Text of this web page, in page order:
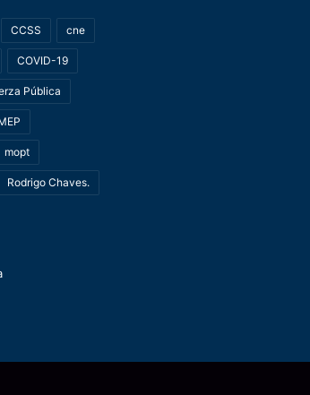
CCSS cne
COVID-19
Pública
mopt
Rodrigo Chaves.